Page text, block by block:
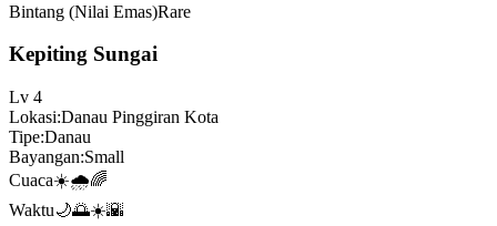
Bintang (Nilai Emas)Rare
Kepiting Sungai
Lv 4
Lokasi:Danau Pinggiran Kota
Tipe:Danau
Bayangan:Small
Cuaca☀️🌧️🌈
Waktu🌙🌅☀️🌇